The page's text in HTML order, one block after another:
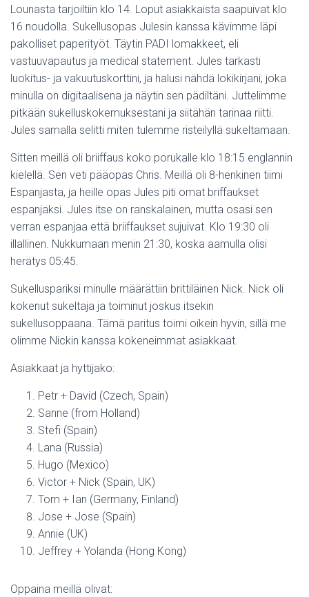
Lounasta tarjoiltiin klo 14. Loput asiakkaista saapuivat klo
16 noudolla. Sukellusopas Julesin kanssa kävimme läpi
pakolliset paperityöt. Täytin PADI lomakkeet, eli
vastuuvapautus ja medical statement. Jules tarkasti
luokitus- ja vakuutuskorttini, ja halusi nähdä lokikirjani, joka
minulla on digitaalisena ja näytin sen pädiltäni. Juttelimme
pitkään sukelluskokemuksestani ja siitähän tarinaa riitti.
Jules samalla selitti miten tulemme risteilyllä sukeltamaan.
Sitten meillä oli briiffaus koko porukalle klo 18:15 englannin
kielellä. Sen veti pääopas Chris. Meillä oli 8-henkinen tiimi
Espanjasta, ja heille opas Jules piti omat briffaukset
espanjaksi. Jules itse on ranskalainen, mutta osasi sen
verran espanjaa että briiffaukset sujuivat. Klo 19:30 oli
illallinen. Nukkumaan menin 21:30, koska aamulla olisi
herätys 05:45.
Sukelluspariksi minulle määrättiin brittiläinen Nick. Nick oli
kokenut sukeltaja ja toiminut joskus itsekin
sukellusoppaana. Tämä paritus toimi oikein hyvin, sillä me
olimme Nickin kanssa kokeneimmat asiakkaat.
Asiakkaat ja hyttijako:
Petr + David (Czech, Spain)
Sanne (from Holland)
Stefi (Spain)
Lana (Russia)
Hugo (Mexico)
Victor + Nick (Spain, UK)
Tom + Ian (Germany, Finland)
Jose + Jose (Spain)
Annie (UK)
Jeffrey + Yolanda (Hong Kong)
Oppaina meillä olivat: